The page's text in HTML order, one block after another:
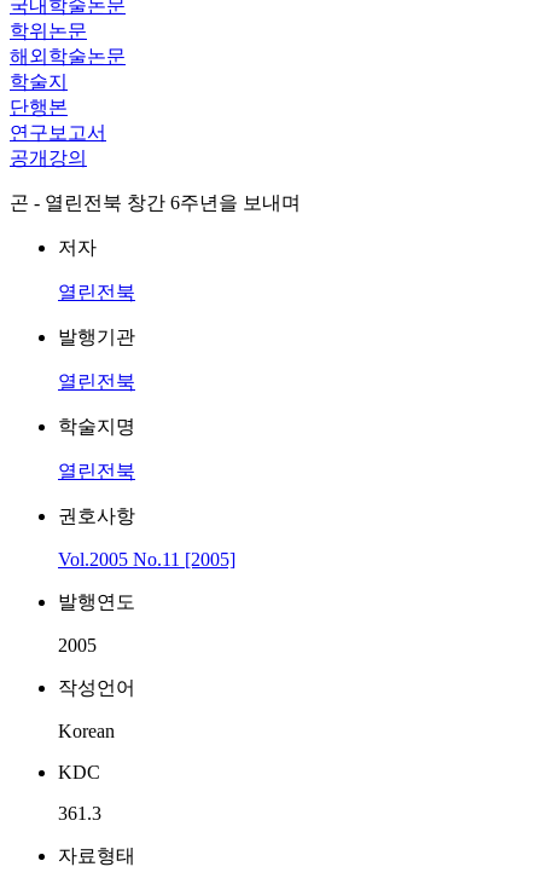
국내학술논문
학위논문
해외학술논문
학술지
단행본
연구보고서
공개강의
곤 - 열린전북 창간 6주년을 보내며
저자
열린전북
발행기관
열린전북
학술지명
열린전북
권호사항
Vol.2005 No.11 [2005]
발행연도
2005
작성언어
Korean
KDC
361.3
자료형태